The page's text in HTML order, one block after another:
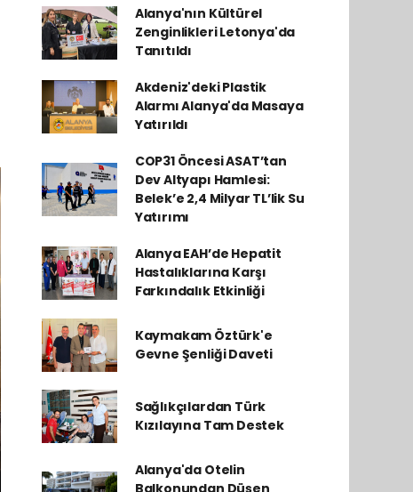
Alanya'nın Kültürel
Zenginlikleri Letonya'da
Tanıtıldı
Akdeniz'deki Plastik
Alarmı Alanya'da Masaya
Yatırıldı
COP31 Öncesi ASAT’tan
Dev Altyapı Hamlesi:
Belek’e 2,4 Milyar TL’lik Su
Yatırımı
Alanya EAH’de Hepatit
Hastalıklarına Karşı
Farkındalık Etkinliği
Kaymakam Öztürk'e
Gevne Şenliği Daveti
Sağlıkçılardan Türk
Kızılayına Tam Destek
Alanya'da Otelin
Balkonundan Düşen